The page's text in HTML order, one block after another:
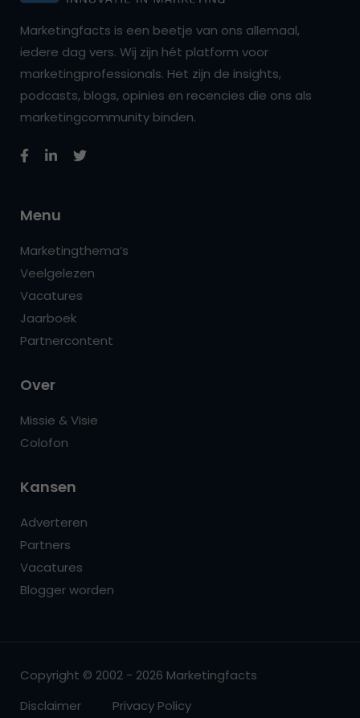
Marketingfacts is een beetje van ons allemaal,
iedere dag vers. Wij zijn hét platform voor
marketingprofessionals. Het zijn de insights,
podcasts, blogs, opinies en recencies die ons als
marketingcommunity binden.
Menu
Marketingthema’s
Veelgelezen
Vacatures
Jaarboek
Partnercontent
Over
Missie & Visie
Colofon
Kansen
Adverteren
Partners
Vacatures
Blogger worden
Copyright © 2002 - 2026 Marketingfacts
Disclaimer
Privacy Policy